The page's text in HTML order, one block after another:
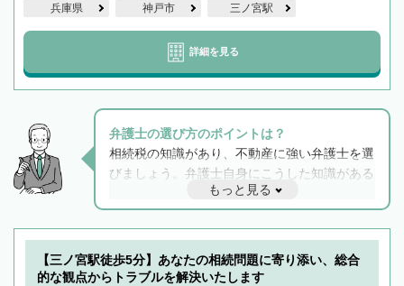
兵庫県 神戸市 三ノ宮駅
詳細を見る
弁護士の選び方のポイントは？
相続税の知識があり、不動産に強い弁護士を選
びましょう。弁護士自身にこうした知識がある
と他士業との連携もスムーズに進み、トラブル
解決のみならず相続をトータルで任せることが
できます。また、相続は感情がからむ分野なの
でフィーリングも重要です。実際に電話や面談
で複数の弁護士と会話をしてウマが合う方に依
もっと見る
【三ノ宮駅徒歩5分】あなたの相続問題に寄り添い、総合
的な観点からトラブルを解決いたします